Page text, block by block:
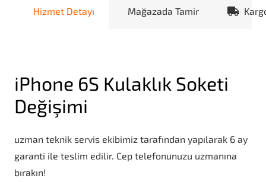
Hizmet Detayı Mağazada Tamir
iPhone 6S Kulaklık Soketi
Değişimi
uzman teknik servis ekibimiz tarafından yapılarak 6 ay
garanti ile teslim edilir. Cep telefonunuzu uzmanına
bırakın!